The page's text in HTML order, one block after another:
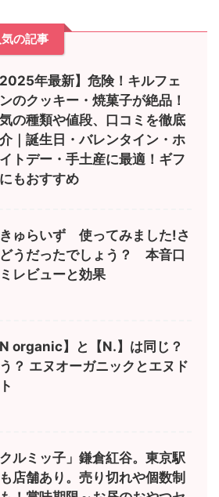
の記事
2025年最新】危険！キルフェ
のクッキー・焼菓子が絶品！
の種類や値段、口コミを徹底
｜誕生日・バレンタイン・ホ
トデー・手土産に最適！ギフ
にもおすすめ
ゅらいず 使ってみました!さ
うだったでしょう？ 本音口
レビューと効果
N organic】と【N.】は同じ？
？ エヌオーガニックとエヌド
クルミッ子」鎌倉紅谷。東京駅
店舗あり。売り切れや個数制